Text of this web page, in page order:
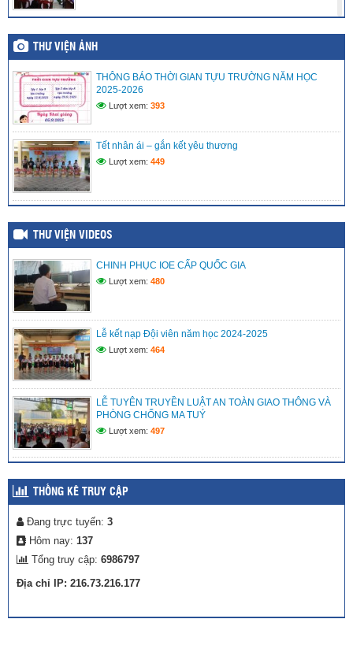
TRAO QUÀ CHO HỌC SINH CÓ HOÀN CẢNH KHÓ KHĂN
(29/04/2026)
Lễ Kết Nạp Đoàn Viên tại “khu chứng tích Rừng Tràm Ban
Biện Phú”
Học sinh với An ninh mạng 2026
(05/04/2026)
THƯ VIỆN ẢNH
THÔNG BÁO THỜI GIAN TỰU TRƯỜNG NĂM HỌC
2025-2026
Lượt xem: 393
Tết nhân ái – gắn kết yêu thương
Lượt xem: 449
THƯ VIỆN VIDEOS
CHINH PHỤC IOE CẤP QUỐC GIA
Lượt xem: 480
Lễ kết nạp Đội viên năm học 2024-2025
Lượt xem: 464
LỄ TUYÊN TRUYỀN LUẬT AN TOÀN GIAO THÔNG VÀ
PHÒNG CHỐNG MA TUÝ
Lượt xem: 497
THỐNG KÊ TRUY CẬP
Đang trực tuyến: 3
Hôm nay: 137
Tổng truy cập: 6986797
Địa chỉ IP: 216.73.216.177